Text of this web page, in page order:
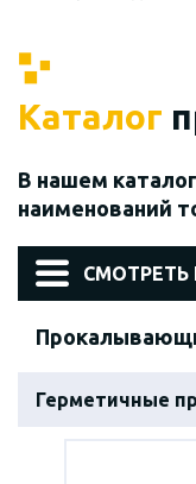
Каталог
В нашем
наименований
СМОТРЕТЬ
Герметичные